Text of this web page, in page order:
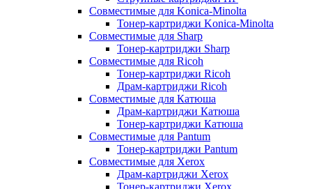
Совместимые для Konica-Minolta
Тонер-картриджи Konica-Minolta
Совместимые для Sharp
Тонер-картриджи Sharp
Совместимые для Ricoh
Тонер-картриджи Ricoh
Драм-картриджи Ricoh
Совместимые для Катюша
Драм-картриджи Катюша
Тонер-картриджи Катюша
Совместимые для Pantum
Тонер-картриджи Pantum
Совместимые для Xerox
Драм-картриджи Xerox
Тонер-картриджи Xerox